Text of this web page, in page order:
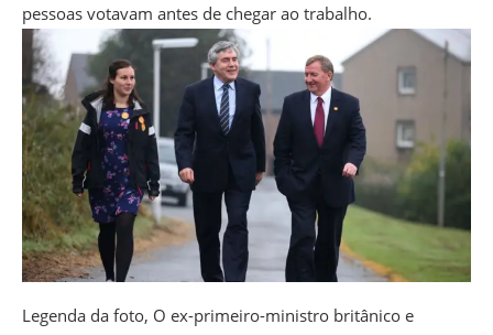
pessoas votavam antes de chegar ao trabalho.
Legenda da foto, O ex-primeiro-ministro britânico e